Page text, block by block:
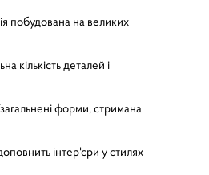
побудована на великих
кількість деталей і
форми, стримана
інтер'єри у стилях